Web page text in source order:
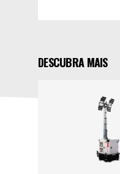
DESCUBRA MAIS